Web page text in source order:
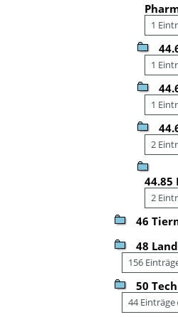
1
1
1
2
44.85
2
46
48
156
50
44 Einträge